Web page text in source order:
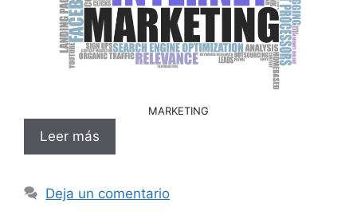
MARKETING
Leer más
Deja un comentario